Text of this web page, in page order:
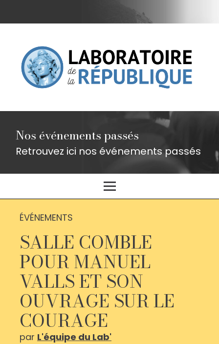
Nos événements passés
Retrouvez ici nos événements passés
ÉVÉNEMENTS
SALLE COMBLE
POUR MANUEL
VALLS ET SON
OUVRAGE SUR LE
COURAGE
par L'équipe du Lab'